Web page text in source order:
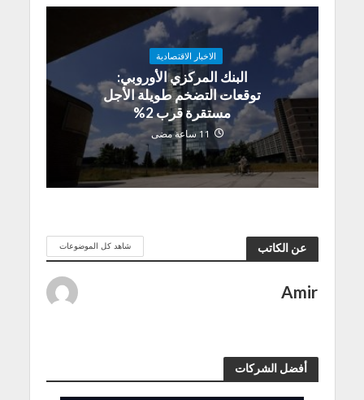
الاخبار الاقتصادية
البنك المركزي الأوروبي:
توقعات التضخم طويلة الأجل
مستقرة قرب 2%
11 ساعة مضى
عن الكاتب شاهد كل الموضوعات
Amir
أفضل الشركات